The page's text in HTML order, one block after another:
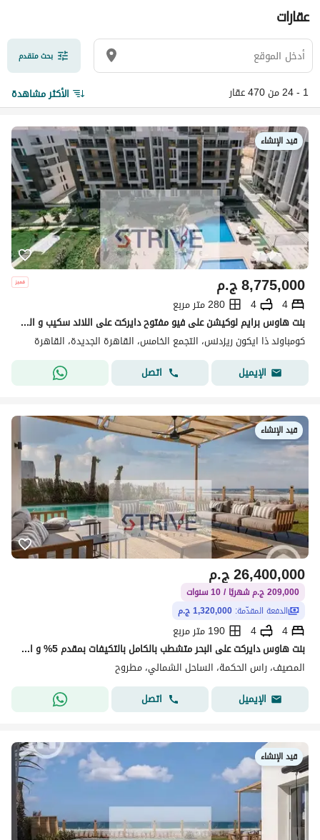
عقارات
بحث متقدم
1 - 24 من 470 عقار الأكثر مشاهدة
قيد الإنشاء
ج.م8,775,000
4
4
280 متر مربع
بنت هاوس برايم لوكيشن على فيو مفتوح دايركت على اللاند سكيب و المساحات الخضراء في قلب ال (Golden Square) في كمبوند Icon Residence
كومباوند ذا ايكون ريزدنس، التجمع الخامس، القاهرة الجديدة، القاهرة
الإيميل
اتصل
قيد الإنشاء
ج.م26,400,000
209,000 ج.م شهريًا / 10 سنوات
الدفعة المقدّمة: 1,320,000 ج.م
4
4
190 متر مربع
بنت هاوس دايركت على البحر متشطب بالكامل بالتكيفات بمقدم 5% و المتبقي اقساط على 10 سنوات برايم لوكيشن في نورث كوست، رأس الحكمة.
المصيف، راس الحكمة، الساحل الشمالي، مطروح
الإيميل
اتصل
قيد الإنشاء